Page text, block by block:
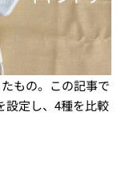
もの。この記事で
設定し、4種を比較